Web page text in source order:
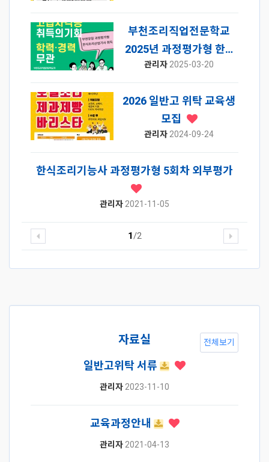
부천조리직업전문학교
2025년 과정평가형 한…
관리자 2025-03-20
2026 일반고 위탁 교육생
모집
관리자 2024-09-24
한식조리기능사 과정평가형 5회차 외부평가
관리자 2021-11-05
1/2
자료실
일반고위탁 서류
관리자 2023-11-10
교육과정안내
관리자 2021-04-13
전체보기